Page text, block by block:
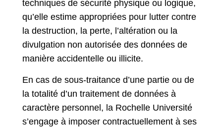
techniques de sécurité physique ou logique,
qu’elle estime appropriées pour lutter contre
la destruction, la perte, l’altération ou la
divulgation non autorisée des données de
manière accidentelle ou illicite.
En cas de sous-traitance d’une partie ou de
la totalité d’un traitement de données à
caractère personnel, la Rochelle Université
s’engage à imposer contractuellement à ses